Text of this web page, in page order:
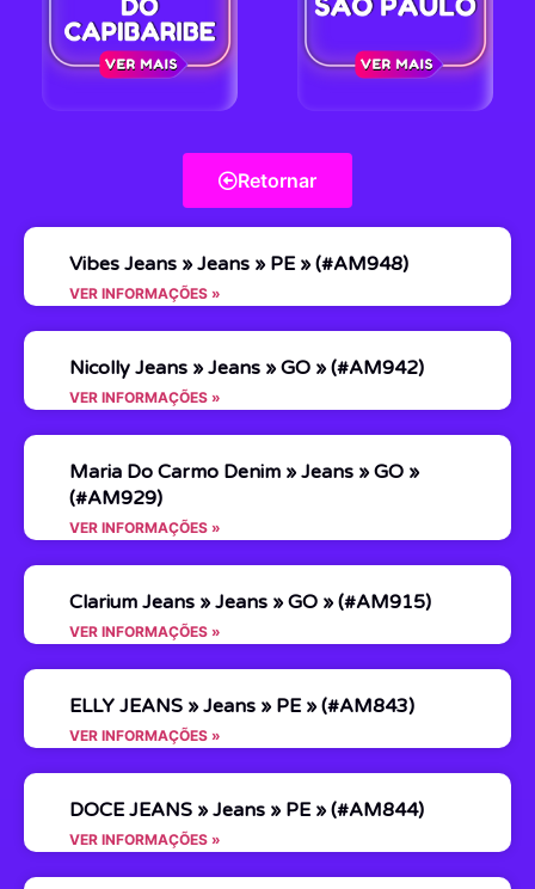
Retornar
Vibes Jeans » Jeans » PE » (#AM948)
VER INFORMAÇÕES »
Nicolly Jeans » Jeans » GO » (#AM942)
VER INFORMAÇÕES »
Maria Do Carmo Denim » Jeans » GO »
(#AM929)
VER INFORMAÇÕES »
Clarium Jeans » Jeans » GO » (#AM915)
VER INFORMAÇÕES »
ELLY JEANS » Jeans » PE » (#AM843)
VER INFORMAÇÕES »
DOCE JEANS » Jeans » PE » (#AM844)
VER INFORMAÇÕES »